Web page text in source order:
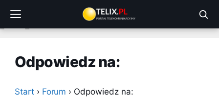
treści
Odpowiedz na:
Start › Forum › Odpowiedz na: